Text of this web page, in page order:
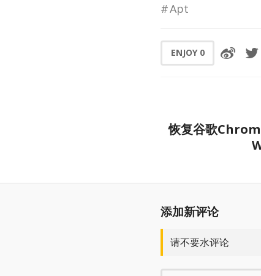
Apt
ENJOY 0
恢复谷歌
添加新评论
请不要水评论